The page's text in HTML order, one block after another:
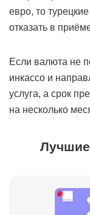
евро, то
отказать в
Если валюта не
инкассо и
услуга, а срок
на несколько